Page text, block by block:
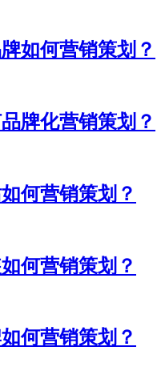
如何营销策划？
牌化营销策划？
何营销策划？
何营销策划？
何营销策划？